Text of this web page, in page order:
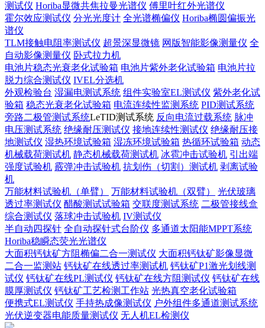
测试仪 Horiba显微共焦拉曼光谱仪 傅里叶红外光谱仪
霍尔效应测试仪 分光光度计 全光谱椭偏仪 Horiba椭圆偏振光
谱仪
TLM接触电阻率测试仪 超景深显微镜 网版智能影像测量仪 全
自动影像测量仪 卧式拉力机
电池片稳态光衰老化试验箱 电池片紫外老化试验箱 电池片拉
脱力综合测试仪 IVEL分选机
外观检验台 湿漏电测试系统 组件实验室EL测试仪 紫外老化试
验箱 稳态光衰老化试验箱 电流连续性监测系统 PID测试系统
旁路二极管测试系统LeTID测试系统 反向电流过载系统 脉冲
电压测试系统 绝缘耐压测试仪 接地连续性测试仪 绝缘耐压接
地测试仪 湿热环境试验箱 湿冻环境试验箱 热循环试验箱 动态
机械载荷测试机 静态机械载荷测试机 冰雹冲击试验机 引出端
强度试验机 霰弹冲击试验机 抗划伤（切割）测试机 剥离试验
机
万能材料试验机（单臂）
万能材料试验机（双臂）
光伏玻璃
透过率测试仪 醋酸测试试验箱 交联度测试系统 二极管接线盒
综合测试仪 落球冲击试验机 IV测试仪
半自动四探针 全自动探针式台阶仪 多通道太阳能MPPT系统
Horiba稳瞬态荧光光谱仪
大面积钙钛矿方阻椭偏二合一测试仪 大面积钙钛矿影像显微
二合一监测站 钙钛矿在线透过率测试机 钙钛矿P1激光划线测
试仪 钙钛矿在线PL测试仪 钙钛矿在线方阻测试仪 钙钛矿在线
膜厚测试仪 钙钛矿工艺检测工作站 光热真空老化试验箱
便携式EL测试仪 手持热成像测试仪 户外组件多通道测试系统
光伏逆变器电能质量测试仪 无人机EL检测仪